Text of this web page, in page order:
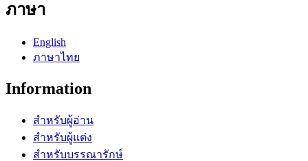
ภาษา
English
ภาษาไทย
Information
สำหรับผู้อ่าน
สำหรับผู้แต่ง
สำหรับบรรณารักษ์